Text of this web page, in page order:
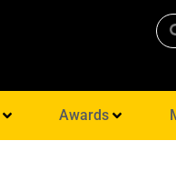
Awards